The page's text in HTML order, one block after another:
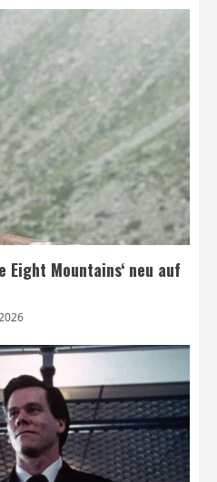
Eight Mountains‘ neu auf